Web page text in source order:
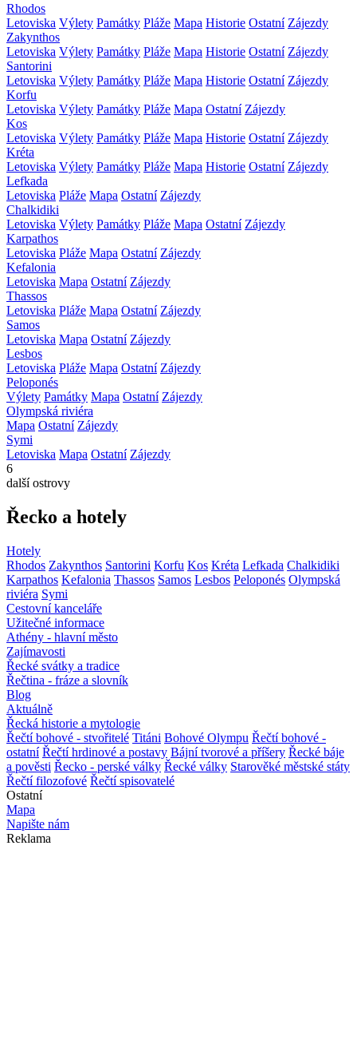
Rhodos
Letoviska Výlety Památky Pláže Mapa Historie Ostatní Zájezdy
Zakynthos
Letoviska Výlety Památky Pláže Mapa Historie Ostatní Zájezdy
Santorini
Letoviska Výlety Památky Pláže Mapa Historie Ostatní Zájezdy
Korfu
Letoviska Výlety Památky Pláže Mapa Ostatní Zájezdy
Kos
Letoviska Výlety Památky Pláže Mapa Historie Ostatní Zájezdy
Kréta
Letoviska Výlety Památky Pláže Mapa Historie Ostatní Zájezdy
Lefkada
Letoviska Pláže Mapa Ostatní Zájezdy
Chalkidiki
Letoviska Výlety Památky Pláže Mapa Ostatní Zájezdy
Karpathos
Letoviska Pláže Mapa Ostatní Zájezdy
Kefalonia
Letoviska Mapa Ostatní Zájezdy
Thassos
Letoviska Pláže Mapa Ostatní Zájezdy
Samos
Letoviska Mapa Ostatní Zájezdy
Lesbos
Letoviska Pláže Mapa Ostatní Zájezdy
Peloponés
Výlety Památky Mapa Ostatní Zájezdy
Olympská riviéra
Mapa Ostatní Zájezdy
Symi
Letoviska Mapa Ostatní Zájezdy
6
další ostrovy
Řecko a hotely
Hotely
Rhodos Zakynthos Santorini Korfu Kos Kréta Lefkada Chalkidiki
Karpathos Kefalonia Thassos Samos Lesbos Peloponés Olympská
riviéra Symi
Cestovní kanceláře
Užitečné informace
Athény - hlavní město
Zajímavosti
Řecké svátky a tradice
Řečtina - fráze a slovník
Blog
Aktuálně
Řecká historie a mytologie
Řečtí bohové - stvořitelé Titáni Bohové Olympu Řečtí bohové -
ostatní Řečtí hrdinové a postavy Bájní tvorové a příšery Řecké báje
a pověsti Řecko - perské války Řecké války Starověké městské státy
Řečtí filozofové Řečtí spisovatelé
Ostatní
Mapa
Napište nám
Reklama